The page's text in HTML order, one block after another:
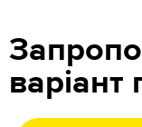
варіант